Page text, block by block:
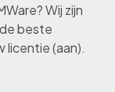
Wij zijn
beste
licentie (aan).